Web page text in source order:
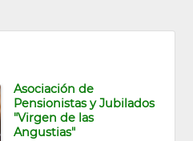
Asociación de
Pensionistas y Jubilados
"Virgen de las
Angustias"